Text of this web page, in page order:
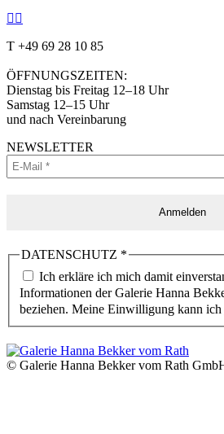
Facebook
öffnet
neuem
Fenster
öffnet
neuem
Fenster
T +49 69 28 10 85
ÖFFNUNGSZEITEN:
Dienstag bis Freitag 12–18 Uhr
Samstag 12–15 Uhr
und nach Vereinbarung
NEWSLETTER
DATENSCHUTZ *
Ich erkläre ich mich damit
Informationen der Galerie Hanna
beziehen. Meine Einwilligung kann
© Galerie Hanna Bekker vom Rath